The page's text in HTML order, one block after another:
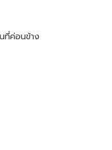
ที่ค่อนข้าง